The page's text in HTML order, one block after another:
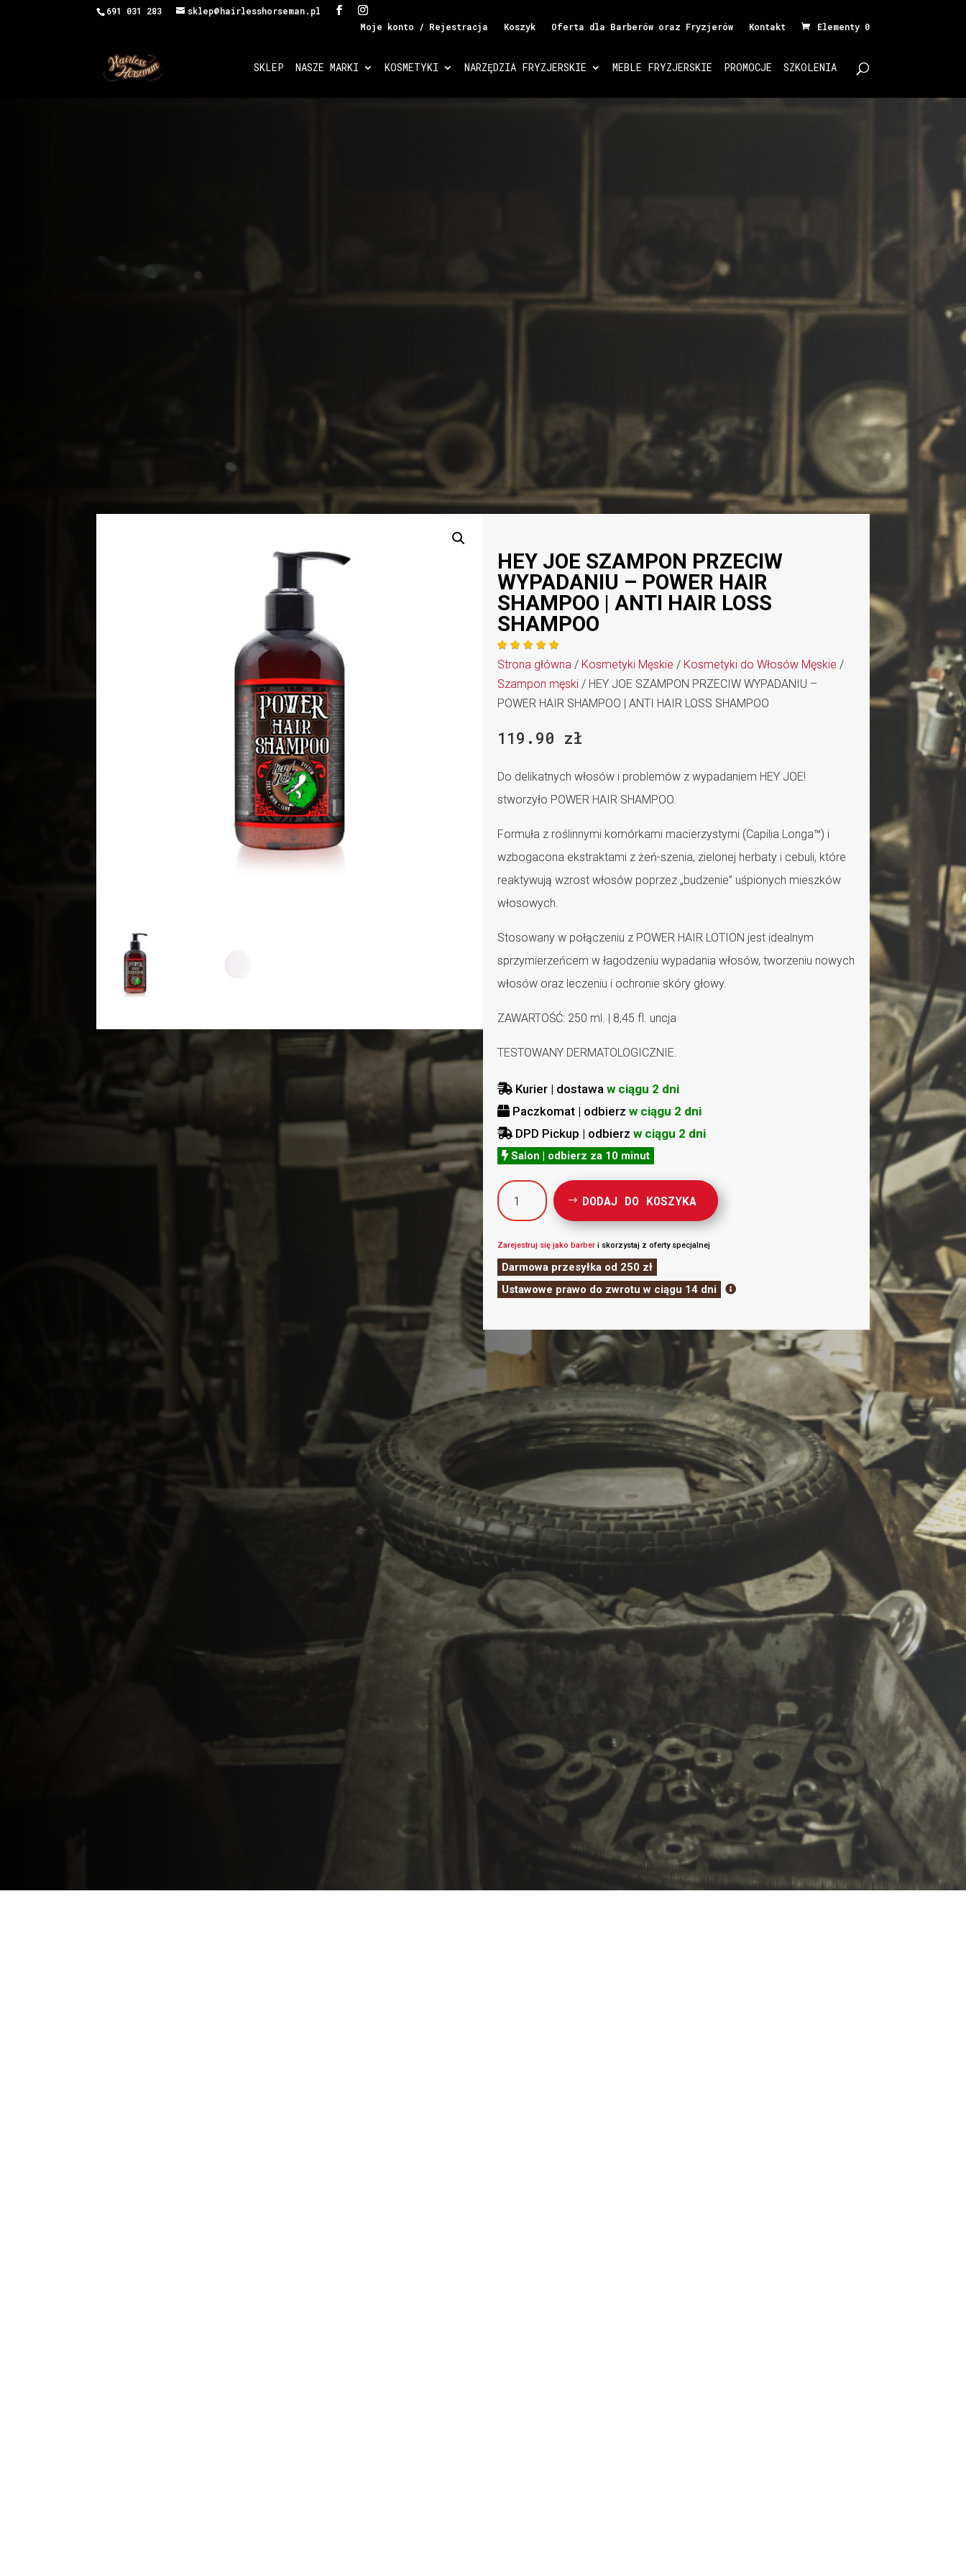
691 031 283
sklep@hairlesshorseman.pl
Moje konto / Rejestracja
Koszyk Oferta dla Barberów oraz Fryzjerów Kontakt Elementy 0
SKLEP NASZE MARKI KOSMETYKI NARZĘDZIA FRYZJERSKIE MEBLE FRYZJERSKIE PROMOCJE SZKOLENIA
HEY JOE SZAMPON PRZECIW
WYPADANIU – POWER HAIR
SHAMPOO | ANTI HAIR LOSS
SHAMPOO
    
Strona główna / Kosmetyki Męskie / Kosmetyki do Włosów Męskie /
Szampon męski / HEY JOE SZAMPON PRZECIW WYPADANIU –
POWER HAIR SHAMPOO | ANTI HAIR LOSS SHAMPOO
119.90 zł
Do delikatnych włosów i problemów z wypadaniem HEY JOE!
stworzyło POWER HAIR SHAMPOO.
Formuła z roślinnymi komórkami macierzystymi (Capilia Longa™) i
wzbogacona ekstraktami z żeń-szenia, zielonej herbaty i cebuli, które
reaktywują wzrost włosów poprzez „budzenie” uśpionych mieszków
włosowych.
Stosowany w połączeniu z POWER HAIR LOTION jest idealnym
sprzymierzeńcem w łagodzeniu wypadania włosów, tworzeniu nowych
włosów oraz leczeniu i ochronie skóry głowy.
ZAWARTOŚĆ: 250 ml. | 8,45 fl. uncja
TESTOWANY DERMATOLOGICZNIE.
 Kurier | dostawa w ciągu 2 dni
 Paczkomat | odbierz w ciągu 2 dni
 DPD Pickup | odbierz w ciągu 2 dni
Salon | odbierz za 10 minut
ilość
HEY
SZAMPON
PRZECIW
WYPADANIU
SHAMPOO
HAIR
DODAJ DO KOSZYKA
Zarejestruj się jako barber i skorzystaj z oferty specjalnej
Darmowa przesyłka od 250 zł
Ustawowe prawo do zwrotu w ciągu 14 dni
